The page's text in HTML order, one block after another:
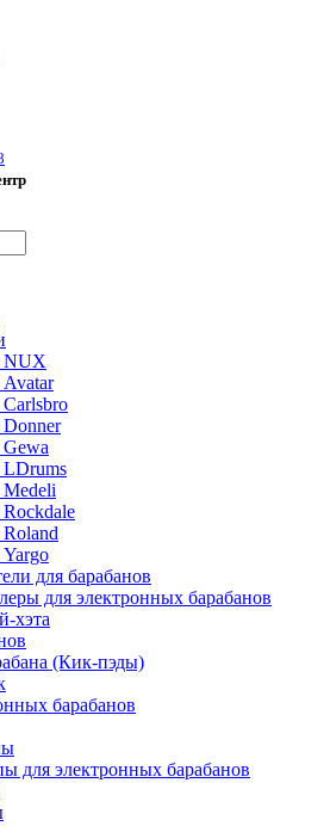
NUX
для барабанов
для электронных барабанов
хэта
(Кик-пэды)
барабанов
для электронных барабанов